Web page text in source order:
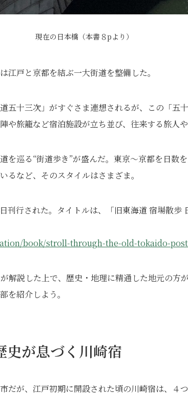
現在の日本橋（本書８pより）
江戸と京都を結ぶ一大街道を整備した。
五十三次」がすぐさま連想されるが、この「五
や旅籠など宿泊施設が立ち並び、往来する旅人や
を巡る“街道歩き”が盛んだ。東京～京都を日数
るなど、そのスタイルはさまざま。
刊行された。タイトルは、「旧東海道 宿場散歩
book/stroll-through-the-old-tokaido-
解説した上で、歴史・地理に精通した地元の方
を紹介しよう。
史が息づく川崎宿
だが、江戸初期に開設された頃の川崎宿は、４